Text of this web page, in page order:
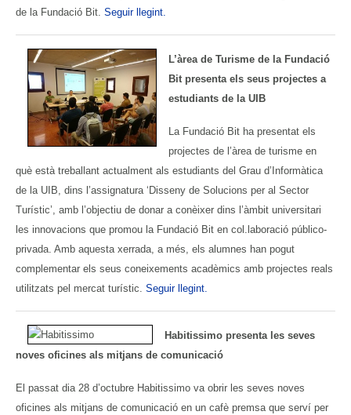
de la Fundació Bit. Seguir llegint.
L’àrea de Turisme de la Fundació
Bit presenta els seus projectes a
estudiants de la UIB
La Fundació Bit ha presentat els
projectes de l’àrea de turisme en
què està treballant actualment als estudiants del Grau d’Informàtica
de la UIB, dins l’assignatura ‘Disseny de Solucions per al Sector
Turístic’, amb l’objectiu de donar a conèixer dins l’àmbit universitari
les innovacions que promou la Fundació Bit en col.laboració público-
privada. Amb aquesta xerrada, a més, els alumnes han pogut
complementar els seus coneixements acadèmics amb projectes reals
utilitzats pel mercat turístic. Seguir llegint.
Habitissimo presenta les seves
noves oficines als mitjans de comunicació
El passat dia 28 d’octubre Habitissimo va obrir les seves noves
oficines als mitjans de comunicació en un cafè premsa que serví per